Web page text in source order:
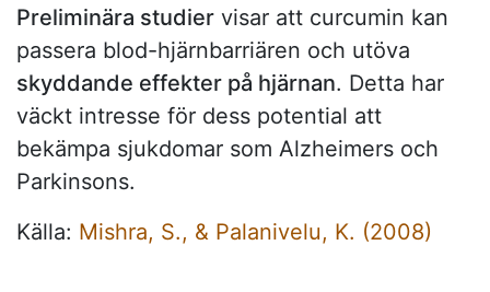
Preliminära studier visar att curcumin kan
passera blod-hjärnbarriären och utöva
skyddande effekter på hjärnan. Detta har
väckt intresse för dess potential att
bekämpa sjukdomar som Alzheimers och
Parkinsons.
Källa: Mishra, S., & Palanivelu, K. (2008)